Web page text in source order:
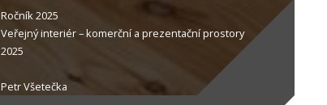
Ročník 2025
Veřejný interiér – komerční a prezentační prostory
2025
Petr Všetečka